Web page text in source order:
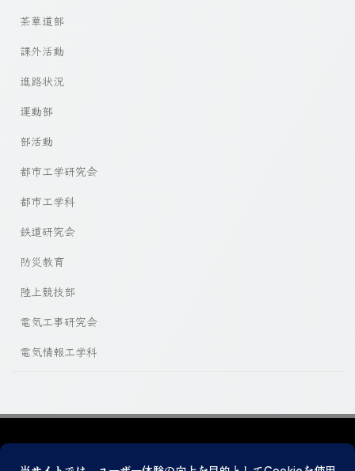
茶華道部
課外活動
進路状況
運動部
部活動
都市工学研究会
都市工学科
鉄道研究会
防災教育
陸上競技部
電気工事研究会
電気情報工学科